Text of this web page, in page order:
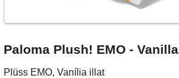
Paloma Plush! EMO - Vanilla
Plüss EMO, Vanília illat